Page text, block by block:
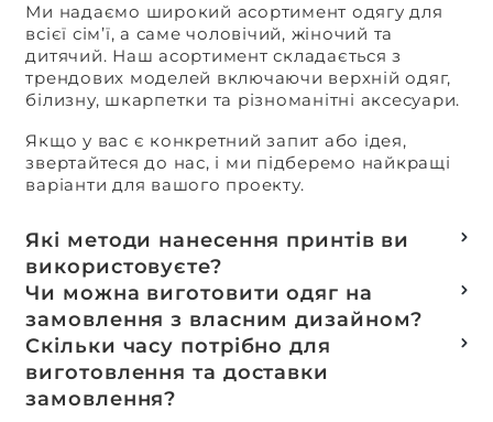
Ми надаємо широкий асортимент одягу для
всієї сім’ї, а саме чоловічий, жіночий та
дитячий. Наш асортимент складається з
трендових моделей включаючи верхній одяг,
білизну, шкарпетки та різноманітні аксесуари.
Якщо у вас є конкретний запит або ідея,
звертайтеся до нас, і ми підберемо найкращі
варіанти для вашого проекту.
Які методи нанесення принтів ви
використовуєте?
Термотранферний
Шовкотрафаретний
DTF – друк
Машинна вишивка
Чи можна виготовити одяг на
замовлення з власним дизайном?
Так, ми спеціалізуємося на розробці колекцій
та мерчу під ключ, цей процес включає підбір
тканин, розробку лекал, дизай та
завершується пошиттям готового виробу.
Скільки часу потрібно для
виготовлення та доставки
замовлення?